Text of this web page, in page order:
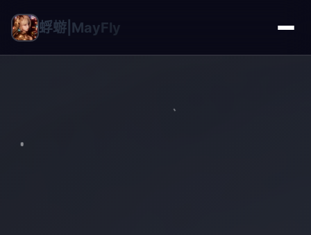
蜉蝣|MayFly